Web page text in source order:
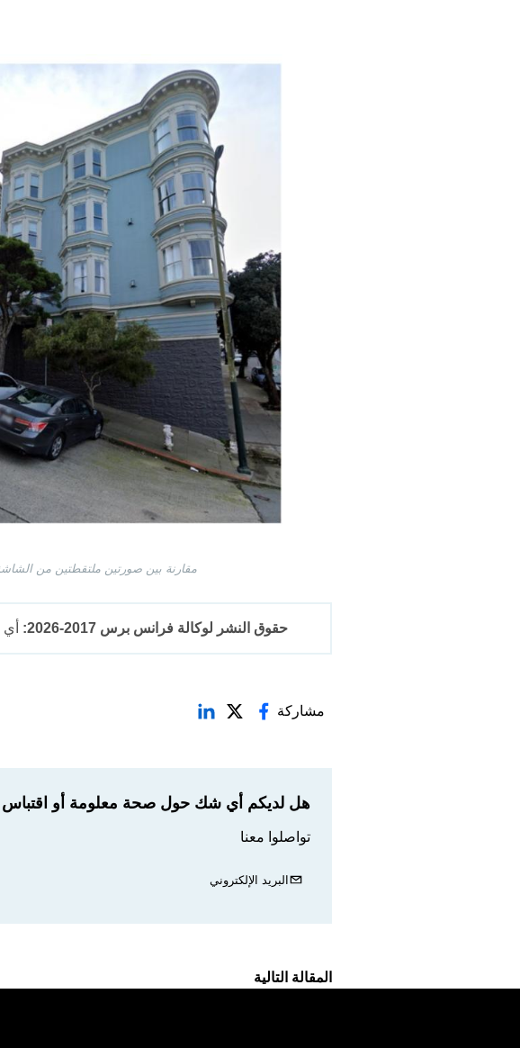
مقارنة بين صورتين ملتقطتين من
حقوق النشر لوكالة فرانس برس 2017-2026:
مشاركة
هل لديكم أي شك حول صحة معلومة أو
تواصلوا معنا
البريد الإلكتروني
المقالة التالية